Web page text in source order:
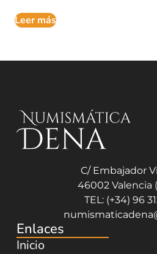
Leer más
C/ Embajador
46002 Valencia
TEL: (+34) 96
Enlaces
Inicio